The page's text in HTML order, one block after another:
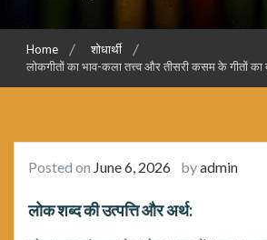
Home
शोधार्थी
लोकगीतों का भाव-कला तत्त्व और तीसरी कसम के गीतों का
Posted on June 6, 2026 byadmin
लोकशब्द की उत्पत्ति और अर्थ: